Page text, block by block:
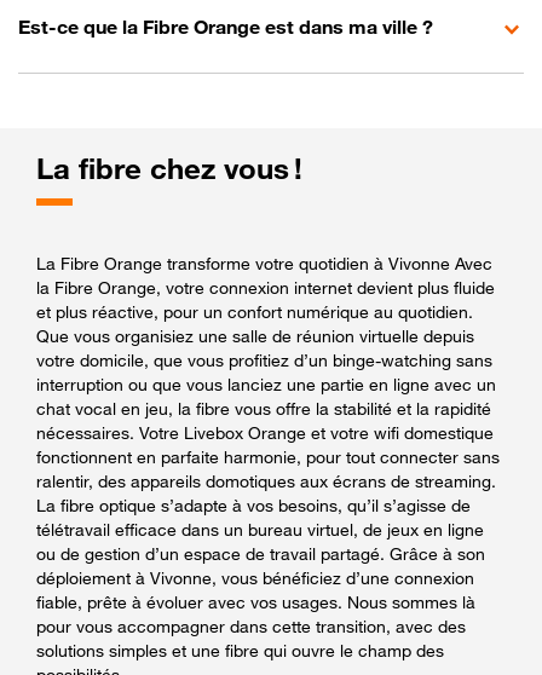
Est-ce que la Fibre Orange est dans ma ville ?
La fibre chez vous !
La Fibre Orange transforme votre quotidien à Vivonne Avec
la Fibre Orange, votre connexion internet devient plus fluide
et plus réactive, pour un confort numérique au quotidien.
Que vous organisiez une salle de réunion virtuelle depuis
votre domicile, que vous profitiez d’un binge-watching sans
interruption ou que vous lanciez une partie en ligne avec un
chat vocal en jeu, la fibre vous offre la stabilité et la rapidité
nécessaires. Votre Livebox Orange et votre wifi domestique
fonctionnent en parfaite harmonie, pour tout connecter sans
ralentir, des appareils domotiques aux écrans de streaming.
La fibre optique s’adapte à vos besoins, qu’il s’agisse de
télétravail efficace dans un bureau virtuel, de jeux en ligne
ou de gestion d’un espace de travail partagé. Grâce à son
déploiement à Vivonne, vous bénéficiez d’une connexion
fiable, prête à évoluer avec vos usages. Nous sommes là
pour vous accompagner dans cette transition, avec des
solutions simples et une fibre qui ouvre le champ des